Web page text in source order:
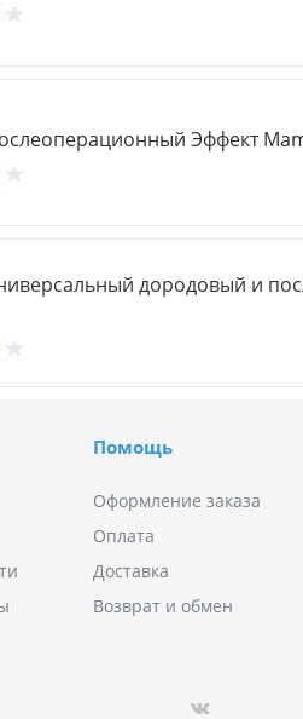
Эффект
дородовый и
Помощь
Оформление заказа
Оплата
Доставка
Возврат и обмен